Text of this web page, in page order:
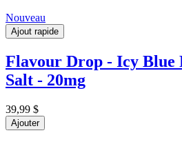
Nouveau
Ajout rapide
Flavour Drop - Icy Blue
Salt - 20mg
39,99 $
Ajouter